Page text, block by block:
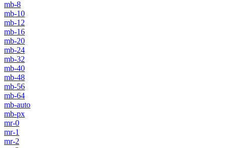
mb-8
mb-10
mb-12
mb-16
mb-20
mb-24
mb-32
mb-40
mb-48
mb-56
mb-64
mb-auto
mb-px
mr-0
mr-1
mr-2